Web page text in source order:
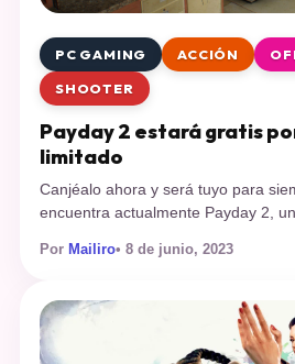
PC GAMING ACCIÓN
SHOOTER
Payday 2 estará gratis
limitado
Canjéalo ahora y será tuyo para
encuentra actualmente Payday 2,
parte de una banda criminal
título está gratis a través de la Epic
Por Mailiro• 8 de junio, 2023